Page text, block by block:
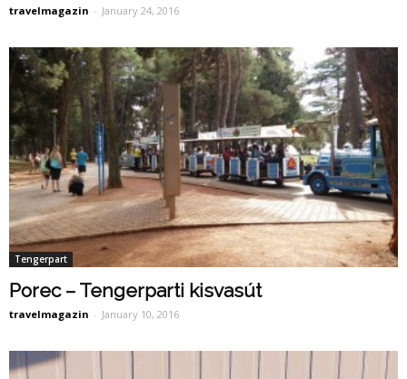
travelmagazin - January 24, 2016
Tengerpart
Porec – Tengerparti kisvasút
travelmagazin - January 10, 2016